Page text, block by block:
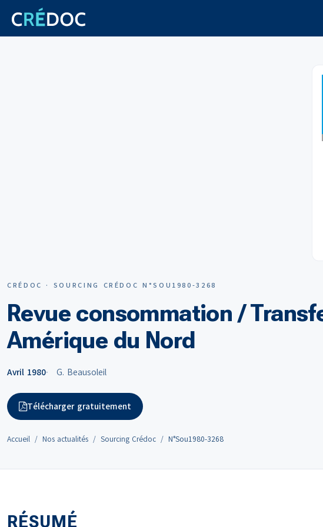
CRÉDOC · SOURCING CRÉDOC N°SOU1980-3268
Revue consommation /
Amérique du Nord
Avril 1980 G. Beausoleil
Télécharger gratuitement
Accueil Nos actualités Sourcing Crédoc N°Sou1980-3268
RÉSUMÉ